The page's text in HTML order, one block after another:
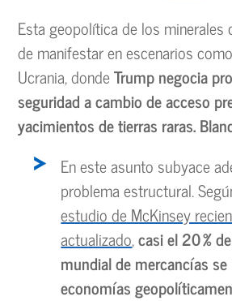
Esta geopolítica de los minerales
de manifestar en escenarios
Ucrania, dondeTrump negocia
seguridad a cambio de acceso
yacimientos de tierras raras.
En este asunto subyace
problema estructural.
estudio de McKinsey
actualizado,casi el 20 %
mundial de mercancías
economías